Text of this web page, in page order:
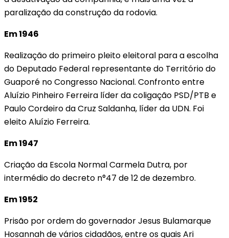
paralização da construção da rodovia.
Em 1946
Realização do primeiro pleito eleitoral para a escolha
do Deputado Federal representante do Território do
Guaporé no Congresso Nacional. Confronto entre
Aluízio Pinheiro Ferreira líder da coligação PSD/PTB e
Paulo Cordeiro da Cruz Saldanha, líder da UDN. Foi
eleito Aluízio Ferreira.
Em 1947
Criação da Escola Normal Carmela Dutra, por
intermédio do decreto n°47 de 12 de dezembro.
Em 1952
Prisão por ordem do governador Jesus Bulamarque
Hosannah de vários cidadãos, entre os quais Ari